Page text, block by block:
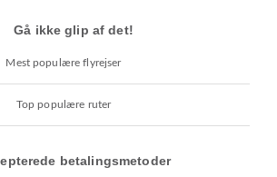
Gå ikke glip af det!
Mest populære flyrejser
Top populære ruter
betalingsmetoder